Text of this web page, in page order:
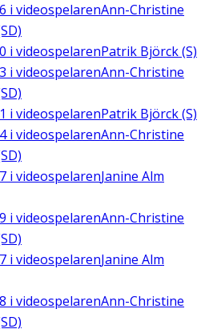
i videospelarenAnn-Christine
i videospelarenPatrik Björck (S)
i videospelarenAnn-Christine
i videospelarenPatrik Björck (S)
i videospelarenAnn-Christine
i videospelarenJanine Alm
i videospelarenAnn-Christine
i videospelarenJanine Alm
i videospelarenAnn-Christine